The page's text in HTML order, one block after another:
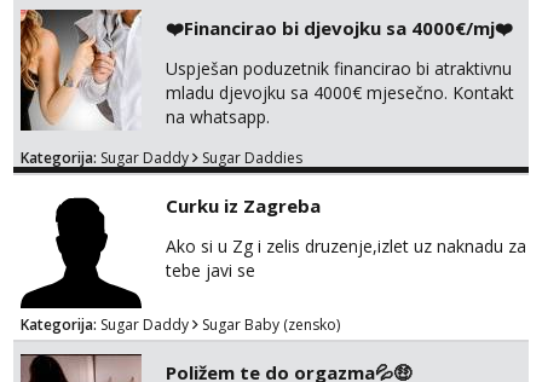
markodalic37@gmail.com
❤️Financirao bi djevojku sa 4000€/mj❤️
Uspješan poduzetnik financirao bi atraktivnu
mladu djevojku sa 4000€ mjesečno. Kontakt
na whatsapp.
Kategorija: Sugar Daddy Sugar Daddies
Curku iz Zagreba
Ako si u Zg i zelis druzenje,izlet uz naknadu za
tebe javi se
Kategorija: Sugar Daddy Sugar Baby (zensko)
Poližem te do orgazma💦🤑